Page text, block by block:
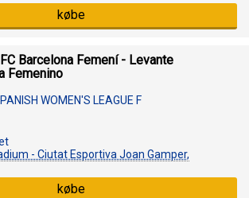
købe
Barcelona Femení - Levante
Femenino
WOMEN'S LEAGUE F
- Ciutat Esportiva Joan Gamper,
købe